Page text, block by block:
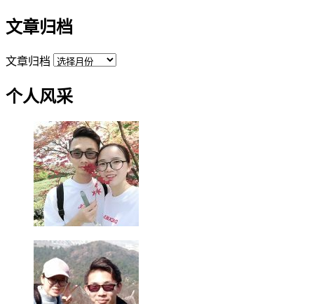
文章归档
文章归档
个人风采